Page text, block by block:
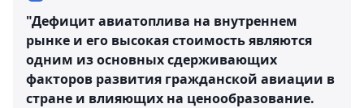
"Дефицит авиатоплива на внутреннем
рынке и его высокая стоимость являются
одним из основных сдерживающих
факторов развития гражданской авиации в
стране и влияющих на ценообразование.